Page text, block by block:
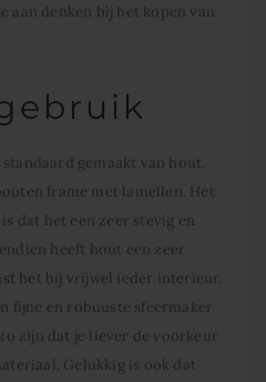
aan denken bij het kopen van
gemaakt van hout.
frame met lamellen. Het
dat het een zeer stevig en
heeft hout een zeer
het bij vrijwel ieder interieur.
fijne en robuuste sfeermaker
zijn dat je liever de voorkeur
Gelukkig is ook dat